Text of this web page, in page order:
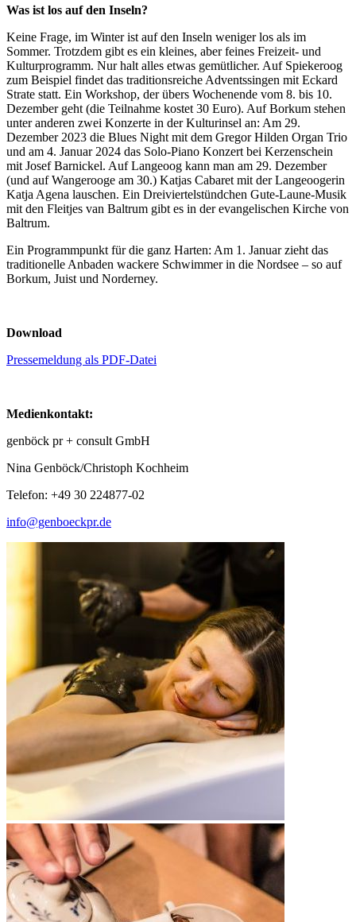
Was ist los auf den Inseln?
Keine Frage, im Winter ist auf den Inseln weniger los als im
Sommer. Trotzdem gibt es ein kleines, aber feines Freizeit- und
Kulturprogramm. Nur halt alles etwas gemütlicher. Auf Spiekeroog
zum Beispiel findet das traditionsreiche Adventssingen mit Eckard
Strate statt. Ein Workshop, der übers Wochenende vom 8. bis 10.
Dezember geht (die Teilnahme kostet 30 Euro). Auf Borkum stehen
unter anderen zwei Konzerte in der Kulturinsel an: Am 29.
Dezember 2023 die Blues Night mit dem Gregor Hilden Organ Trio
und am 4. Januar 2024 das Solo-Piano Konzert bei Kerzenschein
mit Josef Barnickel. Auf Langeoog kann man am 29. Dezember
(und auf Wangerooge am 30.) Katjas Cabaret mit der Langeoogerin
Katja Agena lauschen. Ein Dreiviertelstündchen Gute-Laune-Musik
mit den Fleitjes van Baltrum gibt es in der evangelischen Kirche von
Baltrum.
Ein Programmpunkt für die ganz Harten: Am 1. Januar zieht das
traditionelle Anbaden wackere Schwimmer in die Nordsee – so auf
Borkum, Juist und Norderney.
Download
Pressemeldung als PDF-Datei
Medienkontakt:
genböck pr + consult GmbH
Nina Genböck/Christoph Kochheim
Telefon: +49 30 224877-02
info@genboeckpr.de